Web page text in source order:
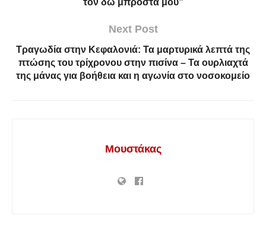
Next Post
Τραγωδία στην Κεφαλονιά: Τα μαρτυρικά λεπτά της
πτώσης του τρίχρονου στην πισίνα – Τα ουρλιαχτά
της μάνας για βοήθεια και η αγωνία στο νοσοκομείο
Μουστάκας